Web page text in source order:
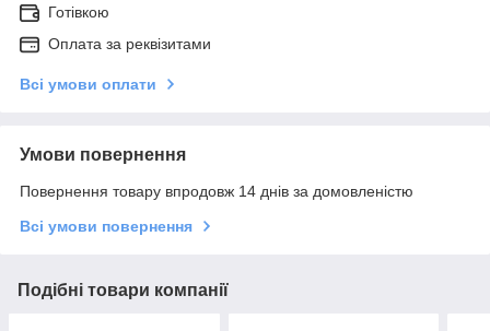
Готівкою
Оплата за реквізитами
Всі умови оплати
Умови повернення
Повернення товару впродовж 14 днів за домовленістю
Всі умови повернення
Подібні товари компанії